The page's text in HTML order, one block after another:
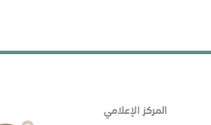
المركز الإعلامي